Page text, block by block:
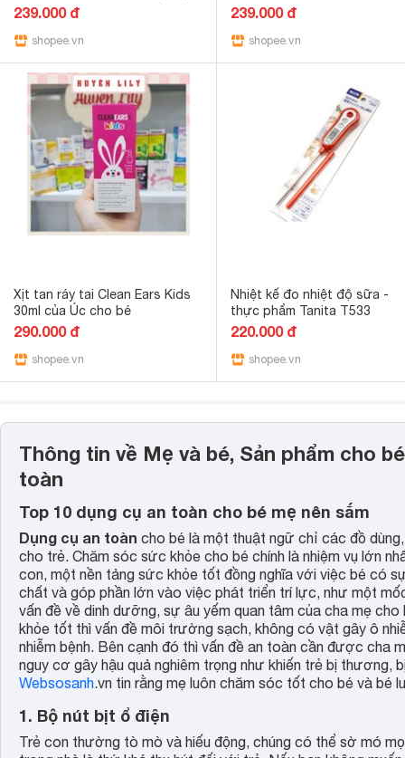
239.000 đ
shopee.vn
239.000 đ
shopee.vn
Xịt tan ráy tai Clean Ears Kids
30ml của Úc cho bé
290.000 đ
shopee.vn
Nhiệt kế đo nhiệt độ sữa -
thực phẩm Tanita T533
220.000 đ
shopee.vn
Thông tin về Mẹ và bé, Sản phẩm cho
toàn
Top 10 dụng cụ an toàn cho bé mẹ nên sắm
Dụng cụ an toàn cho bé là một thuật ngữ chỉ các đồ
cho trẻ. Chăm sóc sức khỏe cho bé chính là nhiệm vụ lớn
con, một nền tảng sức khỏe tốt đồng nghĩa với việc bé có
chất và góp phần lớn vào việc phát triển trí lực, như một
vấn đề về dinh dưỡng, sự âu yếm quan tâm của cha mẹ
khỏe tốt thì vấn đề môi trường sạch, không có vật gây ô
nhiễm bệnh. Bên cạnh đó thì vấn đề an toàn cần được cha
nguy cơ gây hậu quả nghiêm trọng như khiến trẻ bị thương,
Websosanh.vn tin rằng mẹ luôn chăm sóc tốt cho bé và bé
1. Bộ nút bịt ổ điện
Trẻ con thường tò mò và hiếu động, chúng có thể sờ mó